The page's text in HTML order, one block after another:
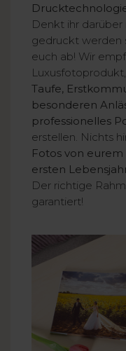
Denkt ihr
gedruckt werden
euch ab! Wir
Taufe,
besonderen
professionelles
erstellen. Nichts
Fotos von
ersten
Der richtige
garantiert!